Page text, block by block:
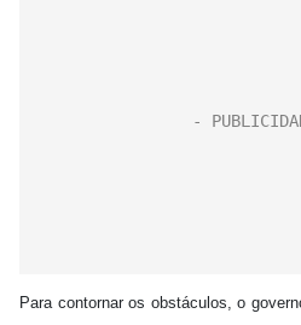
Para contornar os obstáculos, o